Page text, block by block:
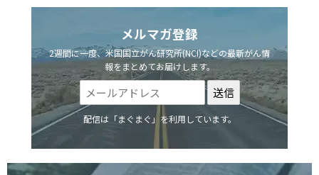
メルマガ登録
2週間に一度、米国国立がん研究所(NCI)などの最新がん情
報をまとめてお届けします。
配信は「まぐまぐ」を利用しています。